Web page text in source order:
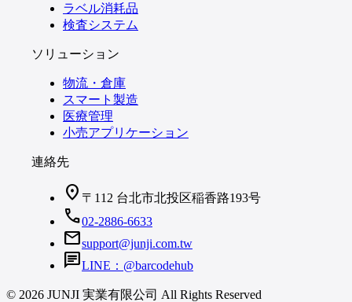
ラベル消耗品
検査システム
ソリューション
物流・倉庫
スマート製造
医療管理
小売アプリケーション
連絡先
location_on 〒112 台北市北投区稲香路193号
call02-2886-6633
mailsupport@junji.com.tw
chatLINE：@barcodehub
© 2026 JUNJI 実業有限公司 All Rights Reserved